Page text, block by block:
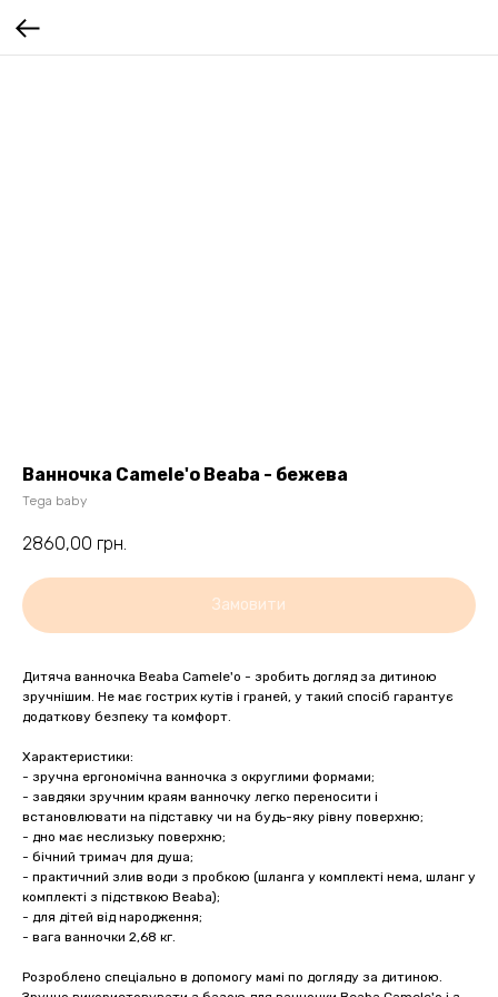
Ванночка Camele'o Beaba - бежева
Tega baby
2860,00 грн.
Замовити
Дитяча ванночка Beaba Camele'о - зробить догляд за дитиною
зручнішим. Не має гострих кутів і граней, у такий спосіб гарантує
додаткову безпеку та комфорт.
Характеристики:
- зручна ергономічна ванночка з округлими формами;
- завдяки зручним краям ванночку легко переносити і
встановлювати на підставку чи на будь-яку рівну поверхню;
- дно має неслизьку поверхню;
- бічний тримач для душа;
- практичний злив води з пробкою (шланга у комплекті нема, шланг у
комплекті з підствкою Beaba);
- для дітей від народження;
- вага ванночки 2,68 кг.
Розроблено спеціально в допомогу мамі по догляду за дитиною.